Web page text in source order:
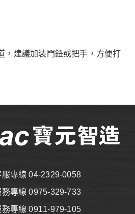
，建議加裝門鈕或把手，方便打
服專線 04-2329-0058
務專線 0975-329-733
務專線 0911-979-105